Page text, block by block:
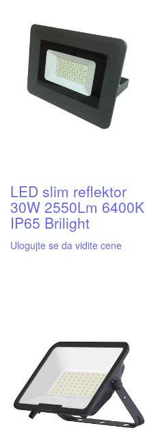
LED slim reflektor
30W 2550Lm 6400K
IP65 Brilight
Ulogujte se da vidite cene